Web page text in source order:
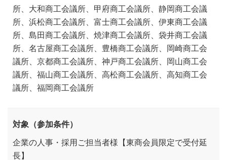
所、大和商工会議所、甲府商工会議所、静岡商工会議
所、浜松商工会議所、富士商工会議所、伊東商工会議
所、島田商工会議所、焼津商工会議所、袋井商工会議
所、名古屋商工会議所、豊橋商工会議所、岡崎商工会
議所、京都商工会議所、神戸商工会議所、岡山商工会
議所、福山商工会議所、高松商工会議所、高知商工会
議所、福岡商工会議所
対象（参加条件）
企業の人事・採用ご担当者様【東商会員限定で受付延
長】